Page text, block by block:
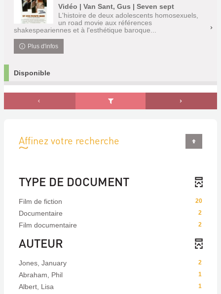
Vidéo | Van Sant, Gus | Seven sept
L'histoire de deux adolescents homosexuels,
un road movie aux références
shakespeariennes et à l'esthétique baroque...
Plus d'infos
Disponible
Affinez votre recherche
TYPE DE DOCUMENT
20
Film de fiction
2
Documentaire
2
Film documentaire
AUTEUR
2
Jones, January
1
Abraham, Phil
1
Albert, Lisa